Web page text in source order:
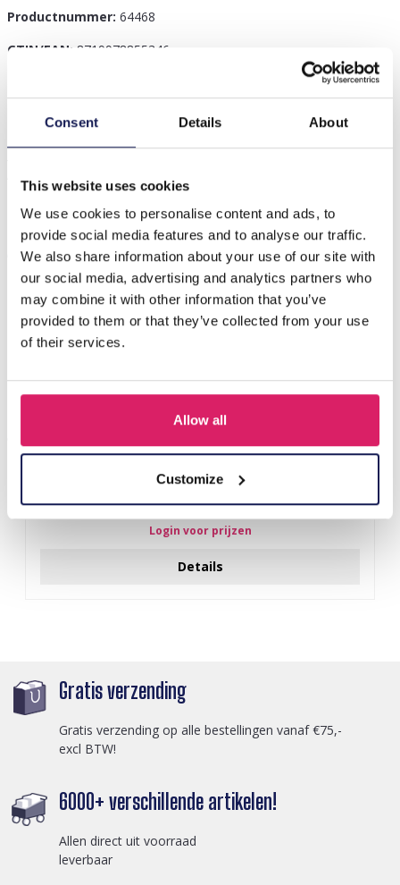
Consent Details About
This website uses cookies
We use cookies to personalise content and ads, to
provide social media features and to analyse our traffic.
We also share information about your use of our site with
our social media, advertising and analytics partners who
may combine it with other information that you’ve
provided to them or that they’ve collected from your use
of their services.
Allow all
Customize
Productnummer: 64468
GTIN/EAN: 8719978855346
Beschrijving
J-F11.1 R221-313 S. Steel Ring Set Multi Color - 12pcs
Anderen kochten ook
Login voor prijzen
Details
Gratis verzending
Gratis verzending op alle bestellingen vanaf €75,-
excl BTW!
6000+ verschillende artikelen!
Allen direct uit voorraad
leverbaar